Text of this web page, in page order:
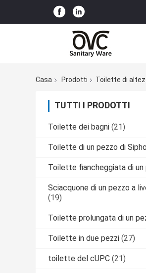
Casa Prodotti Toilette di
TUTTI I PRODOTTI
Toilette dei bagni (21)
Toilette di un pezzo di
Toilette fiancheggiata di un
Sciacquone di un pezzo a
(19)
Toilette prolungata di un
Toilette in due pezzi (27)
toilette del cUPC (21)